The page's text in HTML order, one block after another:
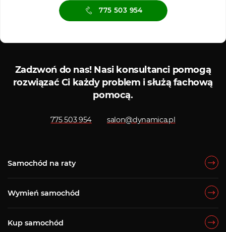
775 503 954
Zadzwoń do nas!Nasi konsultanci pomogą
rozwiązać Ci każdy problem i służą fachową
pomocą.
775 503 954 salon@dynamica.pl
Samochód na raty
Wymień samochód
Kup samochód